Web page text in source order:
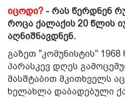
იცოდი? - რას წერდნენ
როცა ქალაქის 20 წლის
აღნიშნავდნენ.
გაზეთ "კომუნისტის"
პარასკევ დღეს
მასშტაბით მკითხველს
ხელახლა დაბადებული